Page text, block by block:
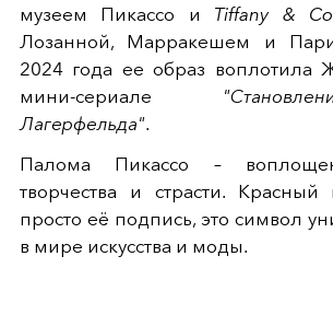
музеем Пикассо и Tiffany & Co
Лозанной, Марракешем и
2024 года ее образ воплотила
мини-сериале
Лагерфельда".
Палома Пикассо –
творчества и страсти.
просто её подпись, это символ
в мире искусства и моды.